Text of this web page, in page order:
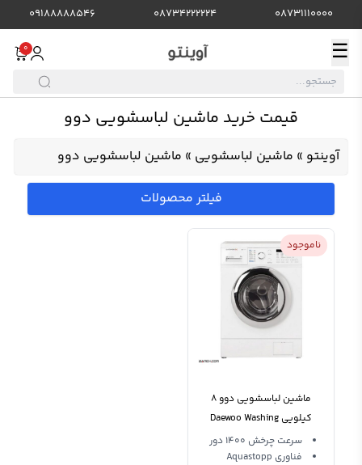
08731110000
08734222224
09188888546
☰
0
قیمت خرید ماشین لباسشویی دوو
آوینتو » ماشین لباسشویی » ماشین لباسشویی دوو
فیلتر محصولات
ناموجود
ماشین لباسشویی دوو 8
کیلویی Daewoo Washing
Machine DWD-FD1442
سرعت چرخش 1400 دور
فناوری Aquastopp